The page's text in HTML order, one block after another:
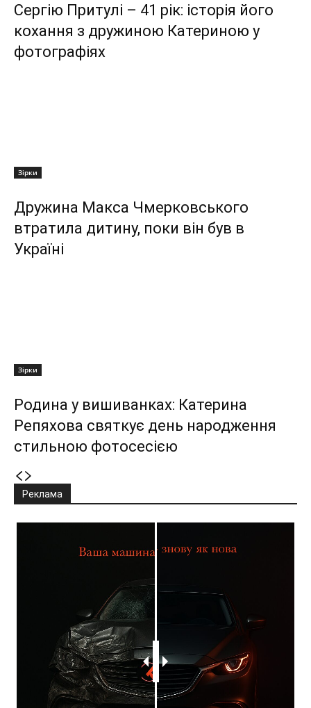
Сергію Притулі – 41 рік: історія його
кохання з дружиною Катериною у
фотографіях
Зірки
Дружина Макса Чмерковського
втратила дитину, поки він був в
Україні
Зірки
Родина у вишиванках: Катерина
Репяхова святкує день народження
стильною фотосесією
Реклама